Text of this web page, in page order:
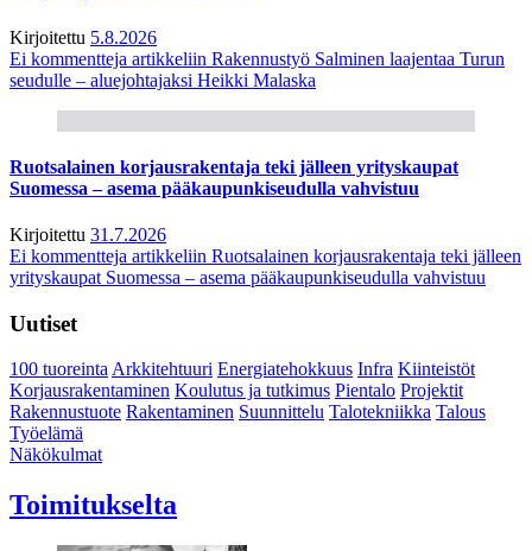
Kirjoitettu 5.8.2026
Ei kommentteja artikkeliin Rakennustyö Salminen laajentaa Turun
seudulle – aluejohtajaksi Heikki Malaska
Ruotsalainen korjausrakentaja teki jälleen yrityskaupat
Suomessa – asema pääkaupunkiseudulla vahvistuu
Kirjoitettu 31.7.2026
Ei kommentteja artikkeliin Ruotsalainen korjausrakentaja teki jälleen
yrityskaupat Suomessa – asema pääkaupunkiseudulla vahvistuu
Uutiset
100 tuoreintaArkkitehtuuri Energiatehokkuus Infra Kiinteistöt
Korjausrakentaminen Koulutus ja tutkimus Pientalo Projektit
Rakennustuote Rakentaminen Suunnittelu Talotekniikka Talous
Työelämä
Näkökulmat
Toimitukselta